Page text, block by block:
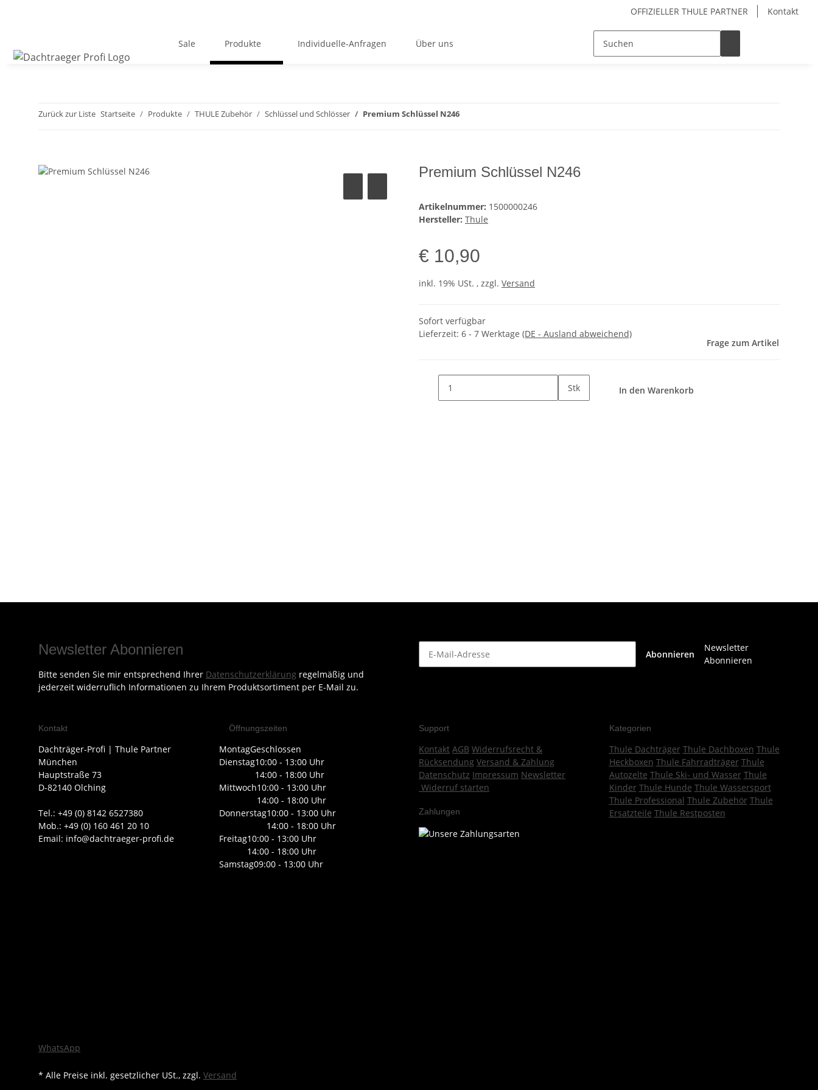
OFFIZIELLER THULE PARTNER Kontakt
Sale Produkte Individuelle-Anfragen Über uns
Zurück zur Liste Startseite Produkte THULE Zubehör Schlüssel und Schlösser Premium Schlüssel N246
Premium Schlüssel N246
Artikelnummer: 1500000246
Hersteller: Thule
€ 10,90
inkl. 19% USt. , zzgl. Versand
Sofort verfügbar
Lieferzeit: 6 - 7 Werktage (DE - Ausland abweichend)
Frage zum Artikel
Stk In den Warenkorb
Newsletter Abonnieren
Bitte senden Sie mir entsprechend Ihrer Datenschutzerklärung regelmäßig und
jederzeit widerruflich Informationen zu Ihrem Produktsortiment per E-Mail zu.
Abonnieren
Newsletter
Abonnieren
Kontakt
Dachträger-Profi | Thule Partner
München
Hauptstraße 73
D-82140 Olching
Tel.: +49 (0) 8142 6527380
Mob.: +49 (0) 160 461 20 10
Email: info@dachtraeger-profi.de
WhatsApp
Öffnungszeiten
MontagGeschlossen
Dienstag10:00 - 13:00 Uhr
14:00 - 18:00 Uhr
Mittwoch10:00 - 13:00 Uhr
14:00 - 18:00 Uhr
Donnerstag10:00 - 13:00 Uhr
14:00 - 18:00 Uhr
Freitag10:00 - 13:00 Uhr
14:00 - 18:00 Uhr
Samstag09:00 - 13:00 Uhr
Support
Kontakt AGB Widerrufsrecht &
Rücksendung Versand & Zahlung
Datenschutz Impressum Newsletter
Widerruf starten
Zahlungen
Kategorien
Thule Dachträger Thule Dachboxen Thule
Heckboxen Thule Fahrradträger Thule
Autozelte Thule Ski- und Wasser Thule
Kinder Thule Hunde Thule Wassersport
Thule Professional Thule Zubehör Thule
Ersatzteile Thule Restposten
* Alle Preise inkl. gesetzlicher USt., zzgl. Versand